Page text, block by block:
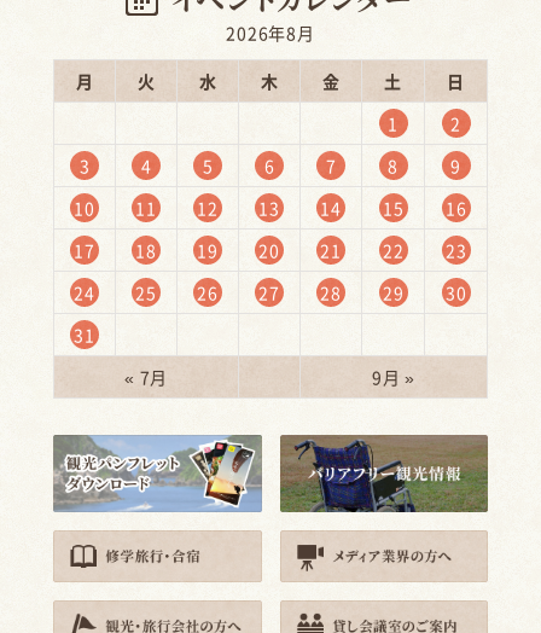
2026年8月
月
火 水 木 金 土
日
1
2
3
4 5 6 7 8
9
10
11 12 13 14 15
16
17
18 19 20 21 22
23
24
25 26 27 28 29
30
31
« 7月
9月 »